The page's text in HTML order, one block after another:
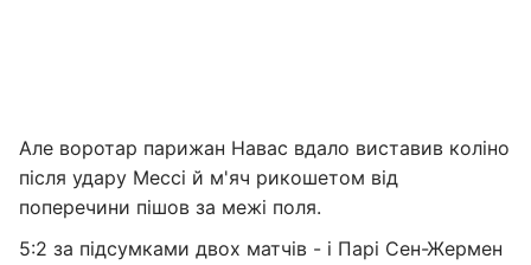
Але воротар парижан Навас вдало виставив коліно
після удару Мессі й м'яч рикошетом від
поперечини пішов за межі поля.
5:2 за підсумками двох матчів - і Парі Сен-Жермен